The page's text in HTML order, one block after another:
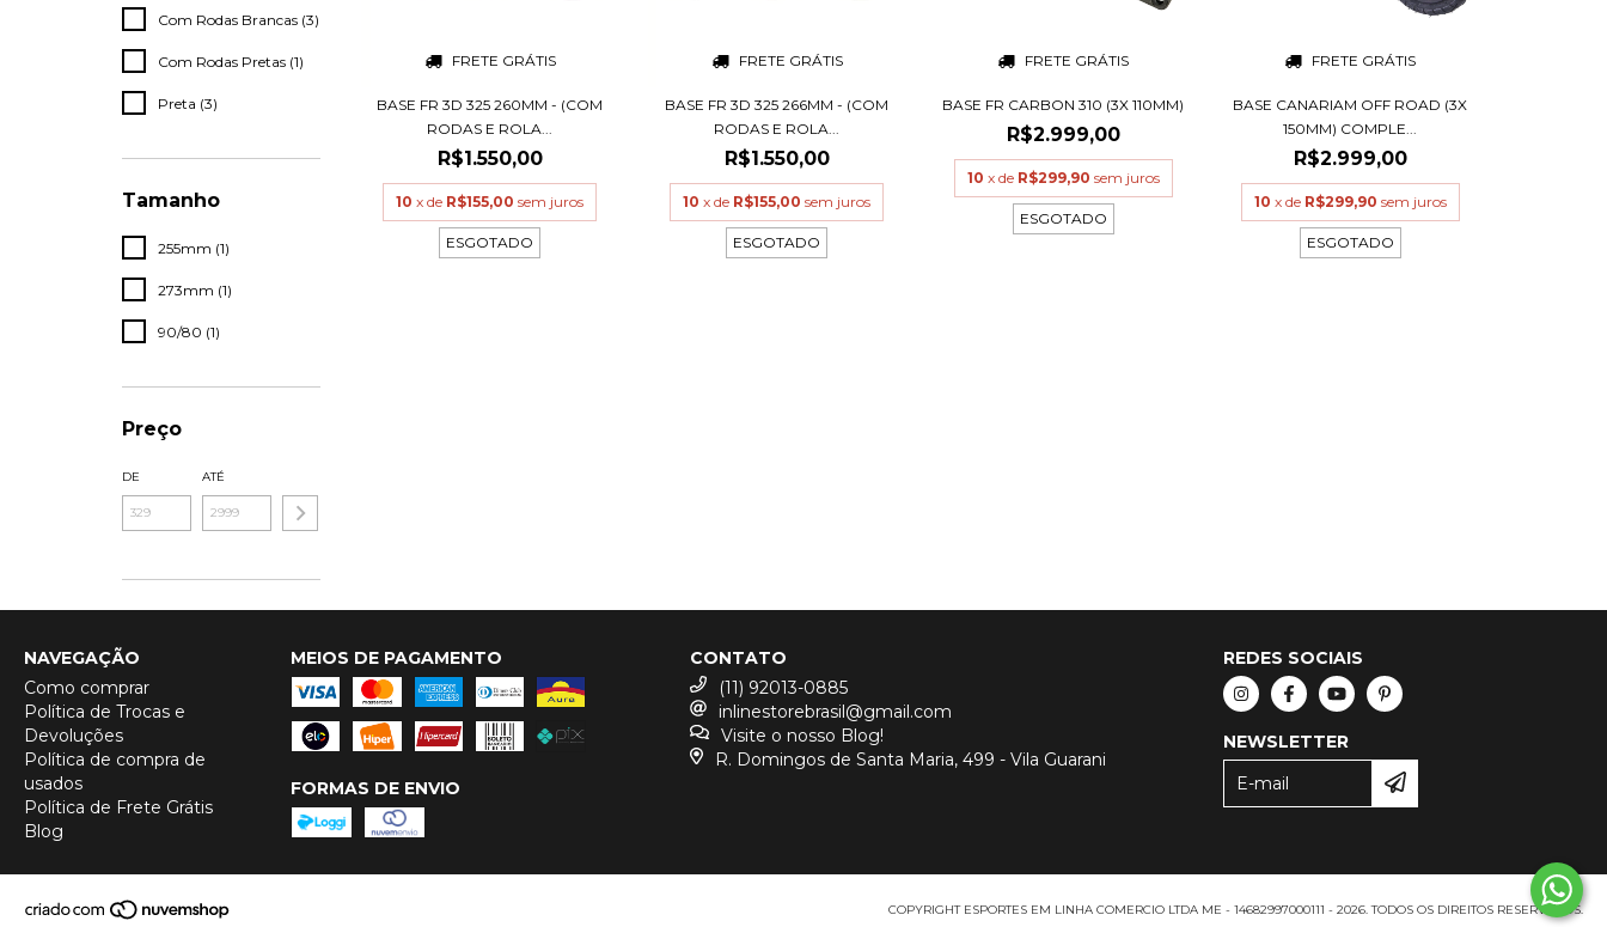
Com Rodas Brancas (3)
Com Rodas Pretas (1)
Preta (3)
Tamanho
255mm (1)
273mm (1)
90/80 (1)
Preço
DE ATÉ
FRETE GRÁTIS
BASE FR 3D 325 260MM - (COM
RODAS E ROLA...
R$1.550,00
10 x de R$155,00 sem juros
ESGOTADO
FRETE GRÁTIS
BASE FR 3D 325 266MM - (COM
RODAS E ROLA...
R$1.550,00
10 x de R$155,00 sem juros
ESGOTADO
FRETE GRÁTIS
BASE FR CARBON 310 (3X 110MM)
R$2.999,00
10 x de R$299,90 sem juros
ESGOTADO
FRETE GRÁTIS
BASE CANARIAM OFF ROAD (3X
150MM) COMPLE...
R$2.999,00
10 x de R$299,90 sem juros
ESGOTADO
NAVEGAÇÃO
Como comprar
Política de Trocas e
Devoluções
Política de compra de
usados
Política de Frete Grátis
Blog
MEIOS DE PAGAMENTO
FORMAS DE ENVIO
CONTATO
(11) 92013-0885
inlinestorebrasil@gmail.com
Visite o nosso Blog!
R. Domingos de Santa Maria, 499 - Vila Guarani
REDES SOCIAIS
NEWSLETTER
COPYRIGHT ESPORTES EM LINHA COMERCIO LTDA ME - 14682997000111 - 2026. TODOS OS DIREITOS RESERVADOS.